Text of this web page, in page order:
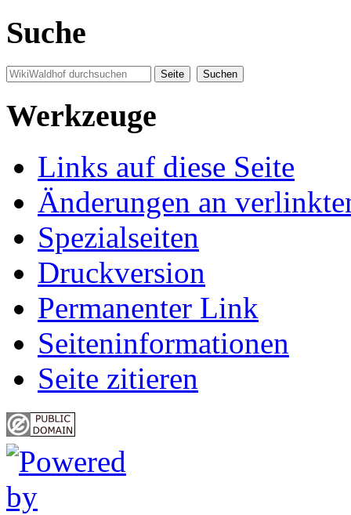
Suche
Werkzeuge
Links auf diese Seite
Änderungen an
Spezialseiten
Druckversion
Permanenter Link
Seiten­informationen
Seite zitieren